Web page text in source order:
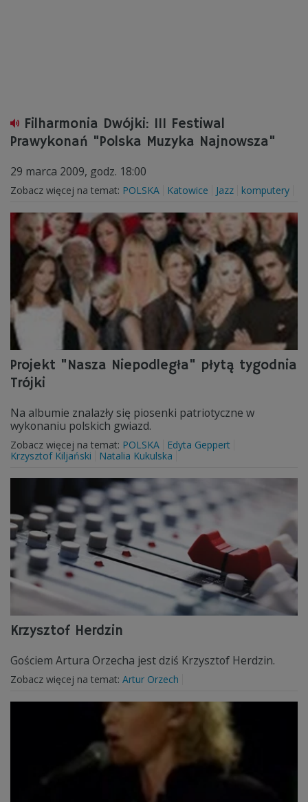
Filharmonia Dwójki: III Festiwal
Prawykonań "Polska Muzyka Najnowsza"
29 marca 2009, godz. 18:00
Zobacz więcej na temat: POLSKA Katowice Jazz komputery
Projekt "Nasza Niepodległa" płytą tygodnia
Trójki
Na albumie znalazły się piosenki patriotyczne w
wykonaniu polskich gwiazd.
Zobacz więcej na temat: POLSKA
Edyta Geppert
Krzysztof Kiljański
Natalia Kukulska
Krzysztof Herdzin
Gościem Artura Orzecha jest dziś Krzysztof Herdzin.
Zobacz więcej na temat: Artur Orzech